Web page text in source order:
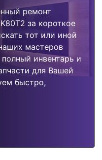
ремонт
за короткое
тот или иной
мастеров
инвентарь и
для Вашей
быстро,